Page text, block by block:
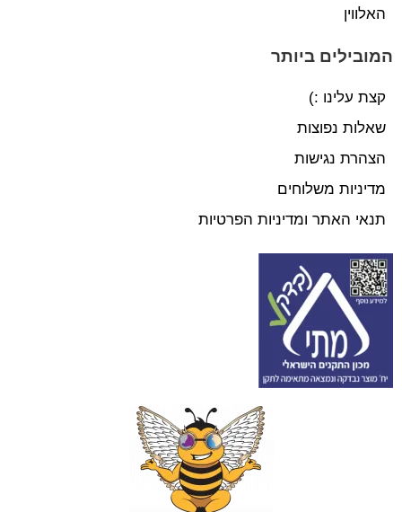
האלווין
המובילים ביותר
קצת עלינו :)
שאלות נפוצות
הצהרת נגישות
מדיניות משלוחים
תנאי האתר ומדיניות הפרטיות